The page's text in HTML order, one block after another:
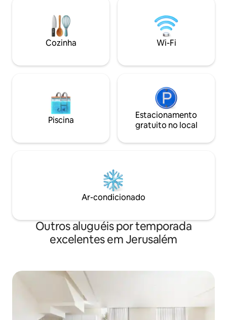
para casais - pode ser solicitado por um
adicional de NIS 90 5 minutos de carro da
aldeia turística de Abu Gosh, onde há
restaurantes locais - homus, falafel,
Nas comunidades próximas, há
25 minutos de carro de Jerusalém Há
trilhas de caminhada que saem da
comunidade
Shabat. O
2 varandas e
uma família com
Cozinha Kosher
mínima de 7 dias.
Cozinha Wi-Fi
Piscina
Estacionamento
gratuito no local
Ar-condicionado
Outros aluguéis por temporada
excelentes em Jerusalém